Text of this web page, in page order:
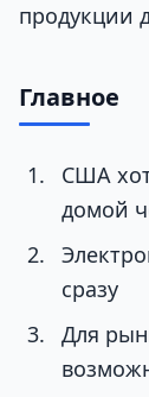
продукции
Главное
США
домой
сразу
Для